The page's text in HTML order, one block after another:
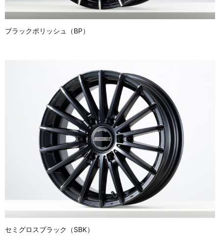
ブラックポリッシュ（BP）
セミグロスブラック（SBK）